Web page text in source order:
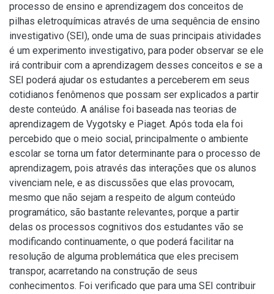
processo de ensino e aprendizagem dos conceitos de
pilhas eletroquímicas através de uma sequência de ensino
investigativo (SEI), onde uma de suas principais atividades
é um experimento investigativo, para poder observar se ele
irá contribuir com a aprendizagem desses conceitos e se a
SEI poderá ajudar os estudantes a perceberem em seus
cotidianos fenômenos que possam ser explicados a partir
deste conteúdo. A análise foi baseada nas teorias de
aprendizagem de Vygotsky e Piaget. Após toda ela foi
percebido que o meio social, principalmente o ambiente
escolar se torna um fator determinante para o processo de
aprendizagem, pois através das interações que os alunos
vivenciam nele, e as discussões que elas provocam,
mesmo que não sejam a respeito de algum conteúdo
programático, são bastante relevantes, porque a partir
delas os processos cognitivos dos estudantes vão se
modificando continuamente, o que poderá facilitar na
resolução de alguma problemática que eles precisem
transpor, acarretando na construção de seus
conhecimentos. Foi verificado que para uma SEI contribuir